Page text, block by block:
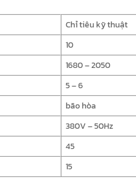
Chỉ tiêu kỹ thuật
10
1680 – 2050
5 – 6
bão hòa
380V – 50Hz
45
15